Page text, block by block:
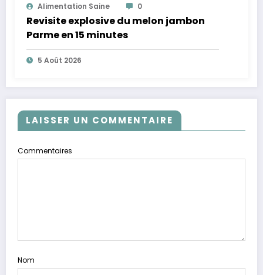
Alimentation Saine 0
Revisite explosive du melon jambon
Parme en 15 minutes
5 Août 2026
LAISSER UN COMMENTAIRE
Commentaires
Nom